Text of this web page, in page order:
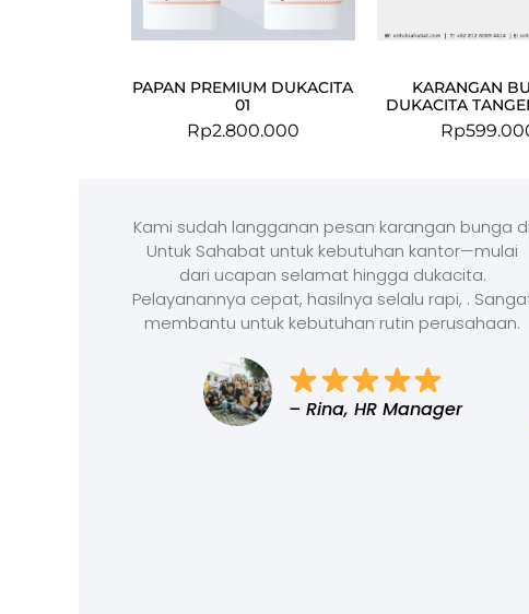
PAPAN PREMIUM DUKACITA
01
Rp2.800.000
KARANGAN
DUKACITA
Rp
Kami sudah langganan pesan karangan bunga di
Untuk Sahabat untuk kebutuhan kantor—mulai
dari ucapan selamat hingga dukacita.
Pelayanannya cepat, hasilnya selalu rapi, .
membantu untuk kebutuhan rutin perusahaan.
– Rina, HR Manager